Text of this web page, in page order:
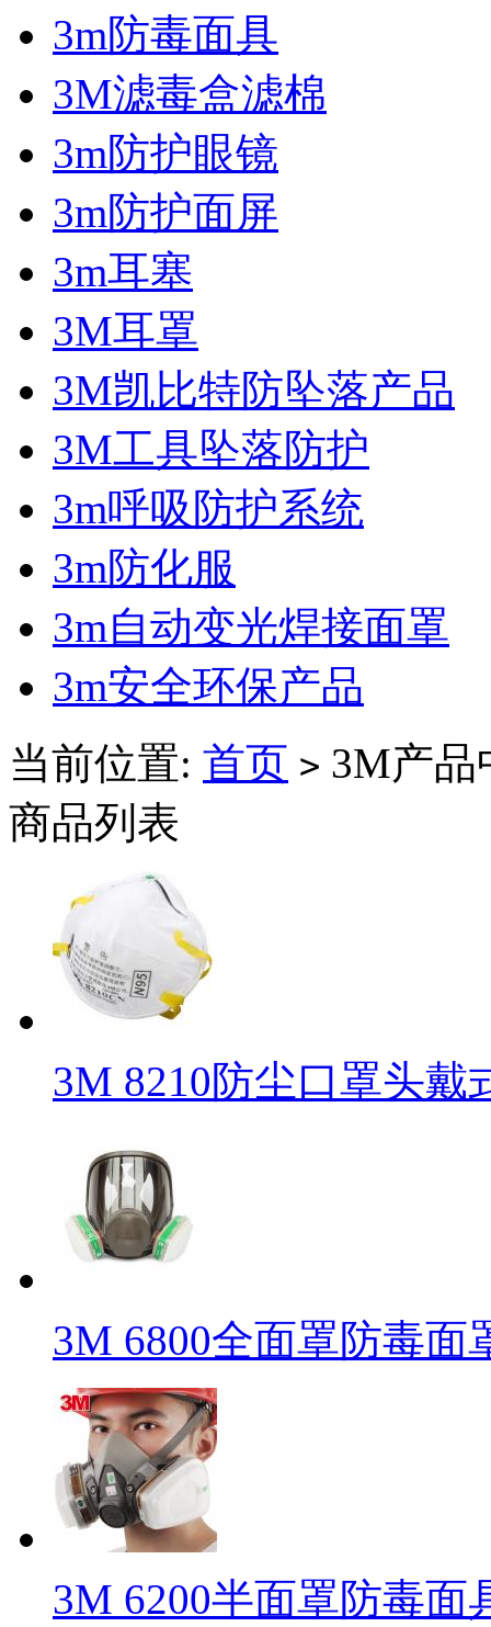
3m防毒面具
3M滤毒盒滤棉
3m防护眼镜
3m防护面屏
3m耳塞
3M耳罩
3M凯比特防坠落产品
3M工具坠落防护
3m呼吸防护系统
3m防化服
3m自动变光焊接面罩
3m安全环保产品
当前位置: 首页 > 3M产品
商品列表
3M 8210防尘口罩头戴
3M 6800全面罩防毒面
3M 6200半面罩防毒面